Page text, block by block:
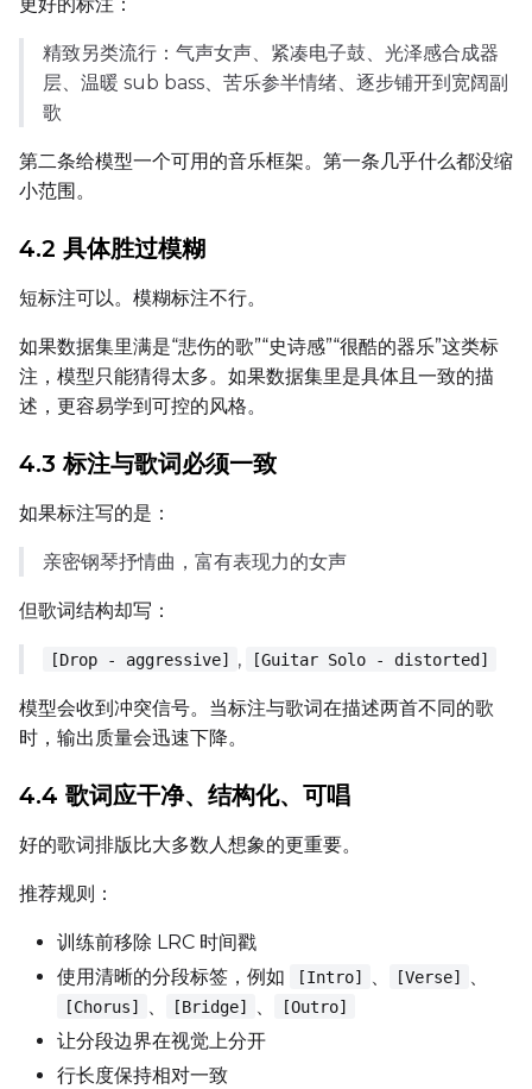
精致另类流行：气声女声、紧凑电子鼓、光泽感合成器
层、温暖 sub bass、苦乐参半情绪、逐步铺开到宽阔副
歌
第二条给模型一个可用的音乐框架。第一条几乎什么都没缩
小范围。
4.2 具体胜过模糊
短标注可以。模糊标注不行。
如果数据集里满是“悲伤的歌”“史诗感”“很酷的器乐”这类标
注，模型只能猜得太多。如果数据集里是具体且一致的描
述，更容易学到可控的风格。
4.3 标注与歌词必须一致
如果标注写的是：
亲密钢琴抒情曲，富有表现力的女声
但歌词结构却写：
[Drop - aggressive] , [Guitar Solo - distorted]
模型会收到冲突信号。当标注与歌词在描述两首不同的歌
时，输出质量会迅速下降。
4.4 歌词应干净、结构化、可唱
好的歌词排版比大多数人想象的更重要。
推荐规则：
训练前移除 LRC 时间戳
使用清晰的分段标签，例如
[Intro] [Verse]
[Chorus] [Bridge] [Outro]
让分段边界在视觉上分开
行长度保持相对一致